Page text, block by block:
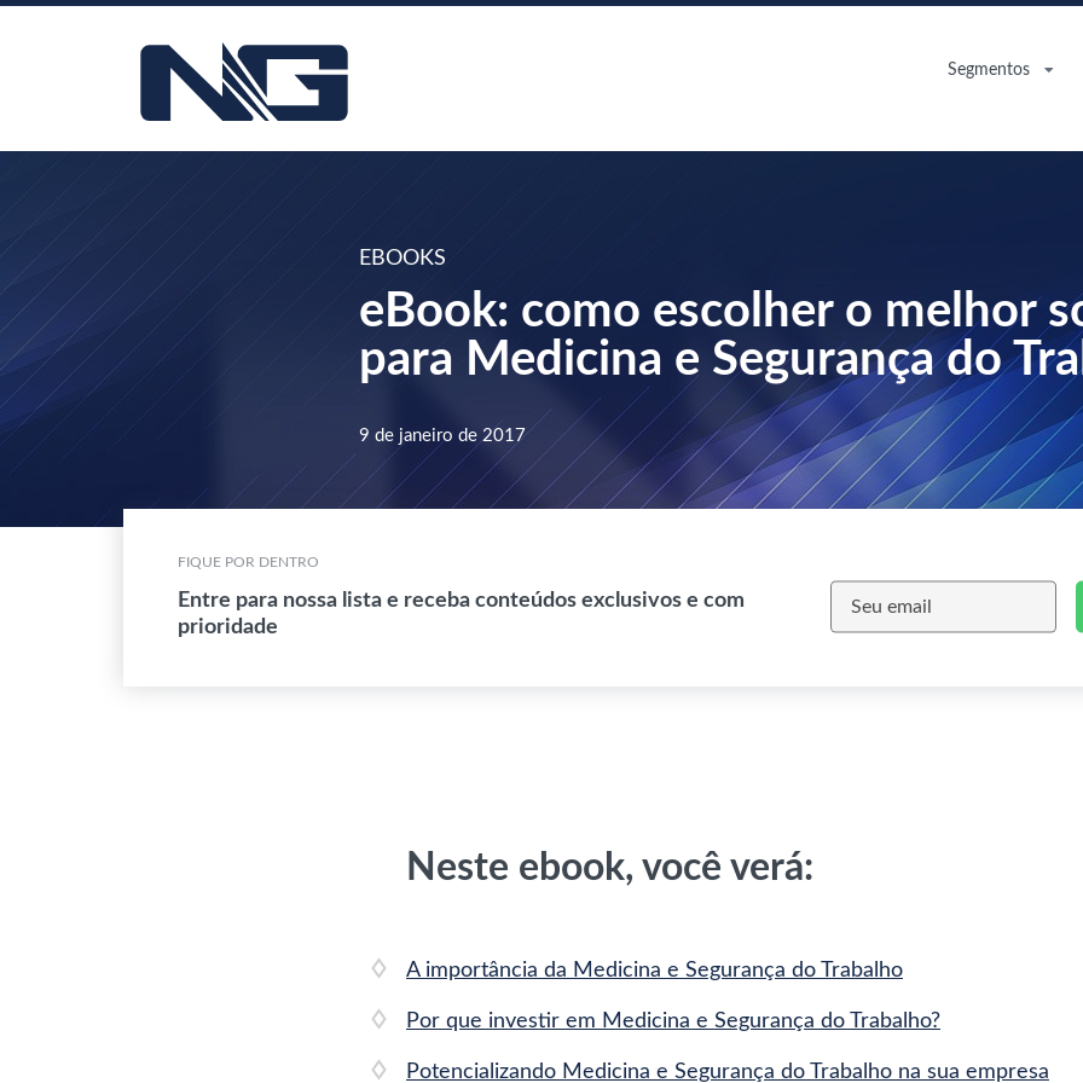
Segmentos
EBOOKS
eBook: como escolher o melhor
para Medicina e Segurança do
9 de janeiro de 2017
FIQUE POR DENTRO
Entre para nossa lista e receba conteúdos exclusivos e com
prioridade
Neste ebook, você verá:
A importância da Medicina e Segurança do Trabalho
Por que investir em Medicina e Segurança do Trabalho?
Potencializando Medicina e Segurança do Trabalho na sua empresa